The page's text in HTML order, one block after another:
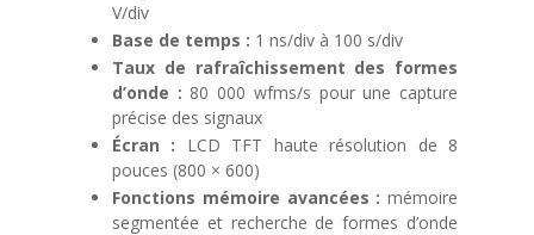
V/div
Base de temps : 1 ns/div à 100 s/div
Taux de rafraîchissement des formes
d’onde : 80 000 wfms/s pour une capture
précise des signaux
Écran : LCD TFT haute résolution de 8
pouces (800 × 600)
Fonctions mémoire avancées : mémoire
segmentée et recherche de formes d’onde